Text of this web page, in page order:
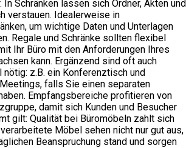
Schränken lassen sich Ordner, Akten und
verstauen. Idealerweise in
um wichtige Daten und Unterlagen
Regale und Schränke sollten flexibel
Ihr Büro mit den Anforderungen Ihres
kann. Ergänzend sind oft auch
z.B. ein Konferenztisch und
falls Sie einen separaten
Empfangsbereiche profitieren von
damit sich Kunden und Besucher
gilt: Qualität bei Büromöbeln zahlt sich
Möbel sehen nicht nur gut aus,
Beanspruchung stand und sorgen